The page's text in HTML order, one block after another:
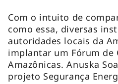
Com o intuito de
como essa, diversas
autoridades locais da
implantar um Fórum de
Amazônicas. Anuska
projeto Segurança